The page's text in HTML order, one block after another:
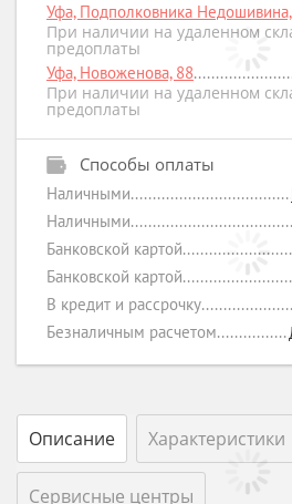
Уфа, Подполковника
При наличии на удаленном
предоплаты
Уфа, Новоженова, 88
При наличии на удаленном
предоплаты
Способы оплаты
Наличными
Наличными
Банковской картой
Банковской картой
В кредит и рассрочку
Безналичным расчетом
Описание Характеристики
Сервисные центры